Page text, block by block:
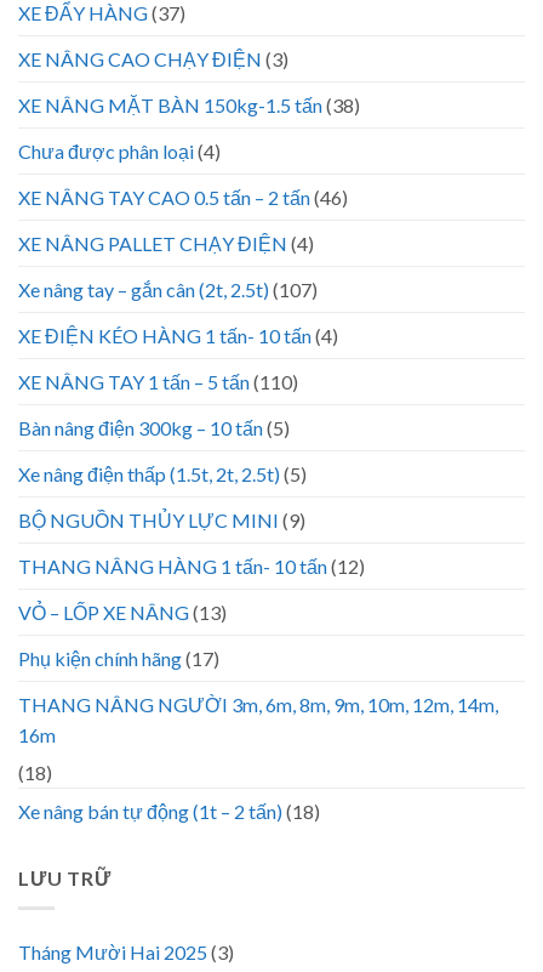
XE ĐẨY HÀNG(37)
XE NÂNG CAO CHẠY ĐIỆN (3)
XE NÂNG MẶT BÀN 150kg-1.5 tấn(38)
Chưa được phân loại(4)
XE NÂNG TAY CAO 0.5 tấn – 2 tấn(46)
XE NÂNG PALLET CHẠY ĐIỆN (4)
Xe nâng tay – gắn cân (2t, 2.5t)(107)
XE ĐIỆN KÉO HÀNG 1 tấn- 10 tấn(4)
XE NÂNG TAY 1 tấn – 5 tấn(110)
Bàn nâng điện 300kg – 10 tấn(5)
Xe nâng điện thấp (1.5t, 2t, 2.5t)(5)
BỘ NGUỒN THỦY LỰC MINI (9)
THANG NÂNG HÀNG 1 tấn- 10 tấn(12)
VỎ – LỐP XE NÂNG(13)
Phụ kiện chính hãng(17)
THANG NÂNG NGƯỜI 3m, 6m, 8m, 9m, 10m, 12m, 14m,
16m
(18)
Xe nâng bán tự động (1t – 2 tấn)(18)
LƯU TRỮ
Tháng Mười Hai 2025(3)